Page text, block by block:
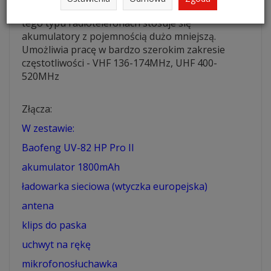
Li-ion o pojemności 1800mAh. Standardowo w
tego typu radiotelefonach stosuje się
akumulatory z pojemnością dużo mniejszą.
Umożliwia pracę w bardzo szerokim zakresie
częstotliwości - VHF 136-174MHz, UHF 400-
520MHz
Złącza:
W zestawie:
Baofeng UV-82 HP Pro II
akumulator 1800mAh
ładowarka sieciowa (wtyczka europejska)
antena
klips do paska
uchwyt na rękę
mikrofonosłuchawka